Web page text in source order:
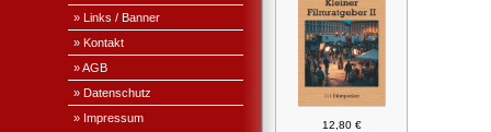
» Links / Banner
» Kontakt
» AGB
» Datenschutz
» Impressum
12,80 €